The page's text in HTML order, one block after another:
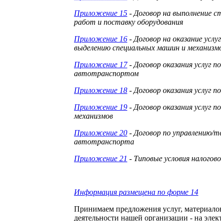
Приложение 15 - Договор на выполнение
работ и поставку оборудования
Приложение 16 - Договор на оказание
выделению специальных машин и
Приложение 17- Договор оказания услуг
автотранспортом
Приложение 18 - Договор оказания услуг
Приложение 19 - Договор оказания услуг
механизмов
Приложение 20 - Договор по управлению/
автотранспорта
Приложение 21 - Типовые условия
Информация размещена по форме 14
Принимаем предложения услуг,
деятельности нашей организации - на